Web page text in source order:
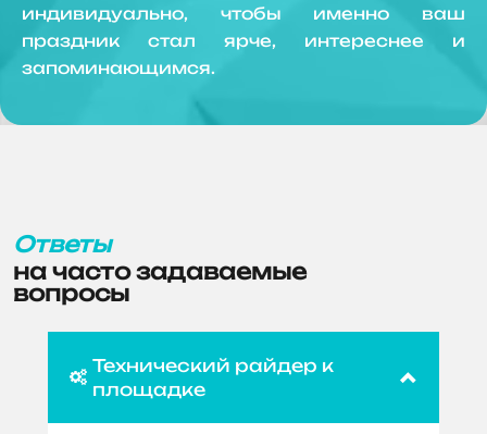
индивидуально, чтобы именно ваш
праздник стал ярче, интереснее и
запоминающимся.
Ответы
на часто задаваемые
вопросы

Технический райдер к
площадке